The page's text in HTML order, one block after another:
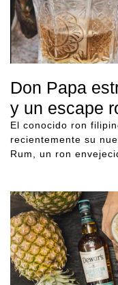
Don Papa
y un escape
El conocido ron
recientemente su
Rum, un ron